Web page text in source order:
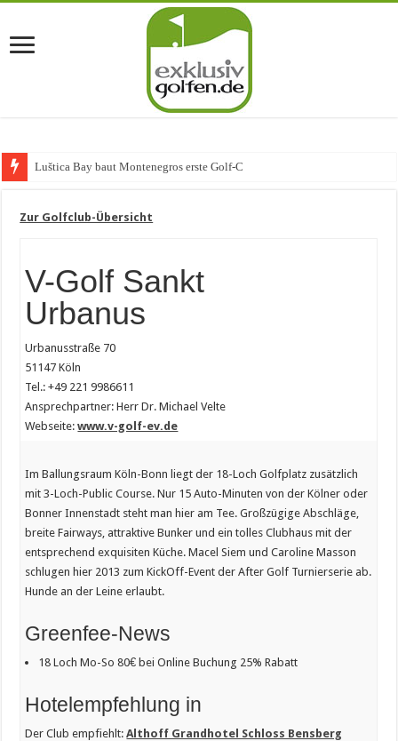
Luštica Bay baut Montenegros erste Golf-Community w
Zur Golfclub-Übersicht
V-Golf Sankt
Urbanus
Urbanusstraße 70
51147 Köln
Tel.: +49 221 9986611
Ansprechpartner: Herr Dr. Michael Velte
Webseite:www.v-golf-ev.de
Im Ballungsraum Köln-Bonn liegt der 18-Loch Golfplatz zusätzlich
mit 3-Loch-Public Course. Nur 15 Auto-Minuten von der Kölner oder
Bonner Innenstadt steht man hier am Tee. Großzügige Abschläge,
breite Fairways, attraktive Bunker und ein tolles Clubhaus mit der
entsprechend exquisiten Küche. Macel Siem und Caroline Masson
schlugen hier 2013 zum KickOff-Event der After Golf Turnierserie ab.
Hunde an der Leine erlaubt.
Greenfee-News
18 Loch Mo-So 80€ bei Online Buchung 25% Rabatt
Hotelempfehlung in
Der Club empfiehlt:Althoff Grandhotel Schloss Bensberg